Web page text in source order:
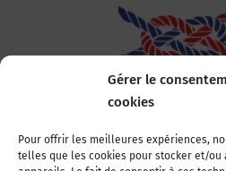
Gérer le
cookies
Pour offrir les meilleures expériences,
telles que les cookies pour stocker et/ou
Association Nationale
22, boulevard de la Tour-